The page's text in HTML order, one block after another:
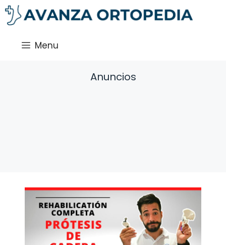
Saltar
al
Menu
Anuncios